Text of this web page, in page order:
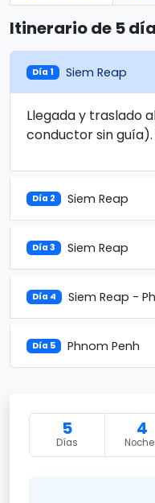
Itinerario de 5
Día 1 Siem Reap
Llegada y traslado
conductor sin guía).
Día 2 Siem Reap
Día 3 Siem Reap
Día 4 Siem Reap -
Día 5 Phnom Penh
5
Días
4